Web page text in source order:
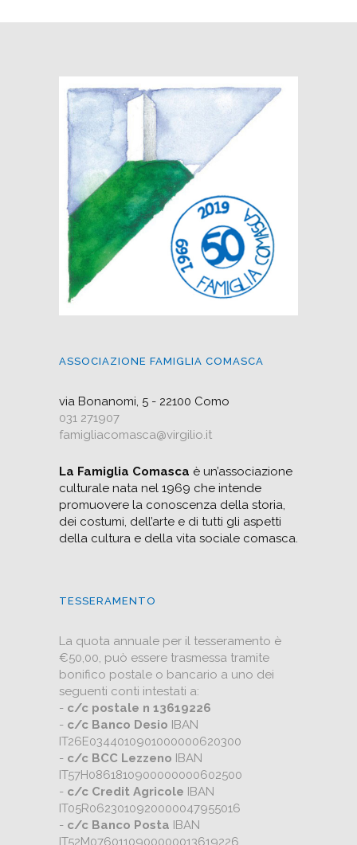
ASSOCIAZIONE FAMIGLIA COMASCA
via Bonanomi, 5 - 22100 Como
031 271907
famigliacomasca@virgilio.it
La Famiglia Comasca è un’associazione
culturale nata nel 1969 che intende
promuovere la conoscenza della storia,
dei costumi, dell’arte e di tutti gli aspetti
della cultura e della vita sociale comasca.
TESSERAMENTO
La quota annuale per il tesseramento è
€50,00, può essere trasmessa tramite
bonifico postale o bancario a uno dei
seguenti conti intestati a:
- c/c postale n 13619226
- c/c Banco Desio IBAN
IT26E0344010901000000620300
- c/c BCC Lezzeno IBAN
IT57H0861810900000000602500
- c/c Credit Agricole IBAN
IT05R0623010920000047955016
- c/c Banco Posta IBAN
IT52M0760110900000013619226